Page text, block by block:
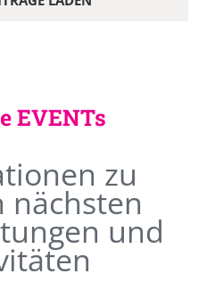
EVENTs
zu
nächsten
und